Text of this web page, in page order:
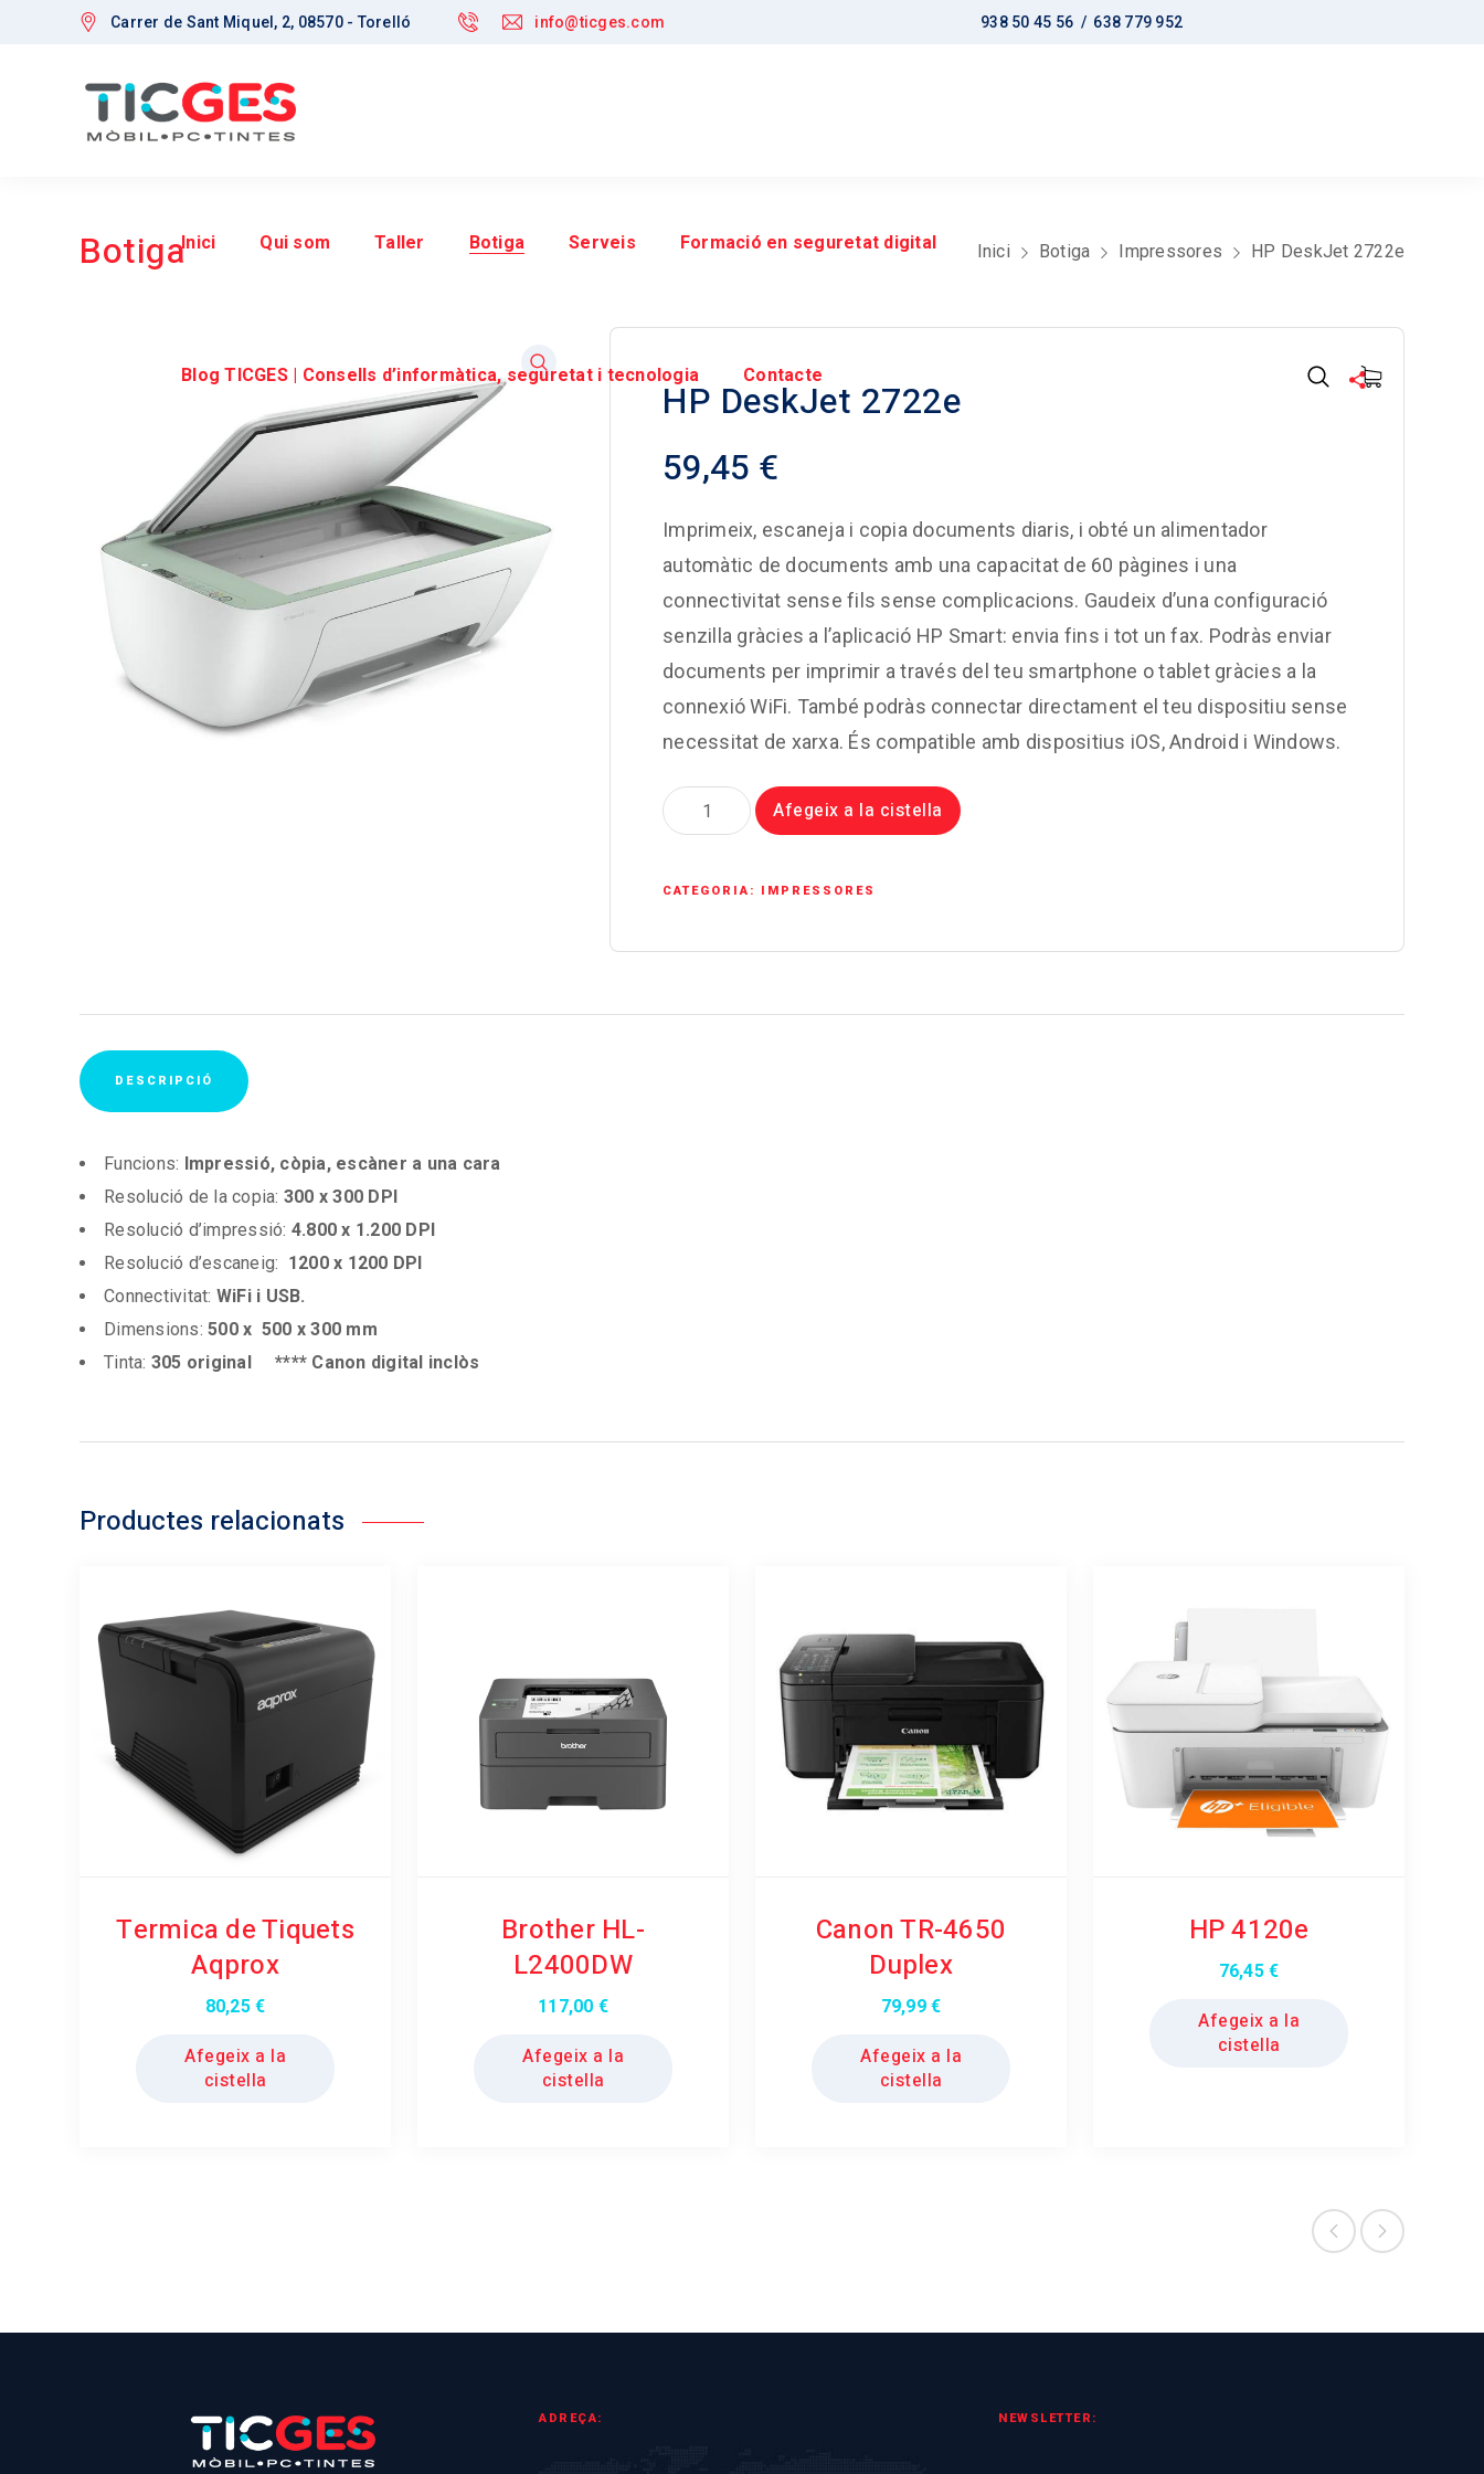
Carrer de Sant Miquel, 2, 08570 - Torelló info@ticges.com 938 50 45 56 / 638 779 952
Inici Qui som Taller Botiga Serveis Formació en seguretat digital
Blog TICGES | Consells d’informàtica, seguretat i tecnologia Contacte
Botiga Inici Botiga Impressores HP DeskJet 2722e
HP DeskJet 2722e
59,45 €
Imprimeix, escaneja i copia documents diaris, i obté un alimentador
automàtic de documents amb una capacitat de 60 pàgines i una
connectivitat sense fils sense complicacions. Gaudeix d’una configuració
senzilla gràcies a l’aplicació HP Smart: envia fins i tot un fax. Podràs enviar
documents per imprimir a través del teu smartphone o tablet gràcies a la
connexió WiFi. També podràs connectar directament el teu dispositiu sense
necessitat de xarxa. És compatible amb dispositius iOS, Android i Windows.
quantitat
de
DeskJet
Afegeix a la cistella
CATEGORIA: IMPRESSORES
DESCRIPCIÓ
Funcions: Impressió, còpia, escàner a una cara
Resolució de la copia: 300 x 300 DPI
Resolució d’impressió: 4.800 x 1.200 DPI
Resolució d’escaneig: 1200 x 1200 DPI
Connectivitat: WiFi i USB.
Dimensions: 500 x 500 x 300 mm
Tinta: 305 original **** Canon digital inclòs
Productes relacionats
Termica de Tiquets
Aqprox
80,25€
Afegeix a la
cistella
Brother HL-
L2400DW
117,00 €
Afegeix a la
cistella
Canon TR-4650
Duplex
79,99€
Afegeix a la
cistella
HP 4120e
76,45€
Afegeix a la
cistella
ADREÇA: NEWSLETTER: